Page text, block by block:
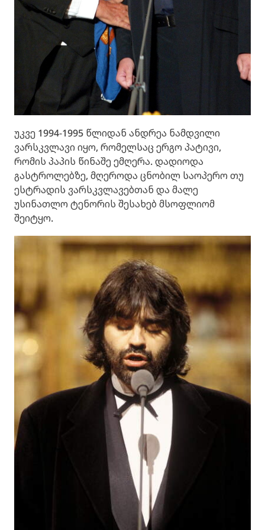
უკვე 1994-1995 წლიდან ანდრეა ნამდვილი
ვარსკვლავი იყო, რომელსაც ერგო პატივი,
რომის პაპის წინაშე ემღერა. დადიოდა
გასტროლებზე, მღეროდა ცნობილ საოპერო თუ
ესტრადის ვარსკვლავებთან და მალე
უსინათლო ტენორის შესახებ მსოფლიომ
შეიტყო.